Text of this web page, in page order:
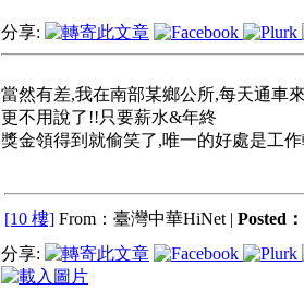
分享:
當然有差,我在南部某鄉公所,每天通車
更不用說了!!只要薪水&年終
獎金領得到就偷笑了,唯一的好處是工
[10 樓] From：臺灣中華HiNet | Posted：
分享: